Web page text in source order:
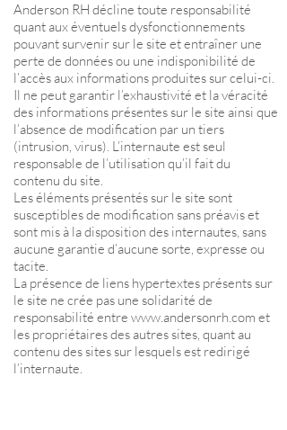
Anderson RH décline toute responsabilité
quant aux éventuels dysfonctionnements
pouvant survenir sur le site et entraîner une
perte de données ou une indisponibilité de
l’accès aux informations produites sur celui-ci.
Il ne peut garantir l’exhaustivité et la véracité
des informations présentes sur le site ainsi que
l’absence de modification par un tiers
(intrusion, virus). L’internaute est seul
responsable de l’utilisation qu’il fait du
contenu du site.
Les éléments présentés sur le site sont
susceptibles de modification sans préavis et
sont mis à la disposition des internautes, sans
aucune garantie d’aucune sorte, expresse ou
tacite.
La présence de liens hypertextes présents sur
le site ne crée pas une solidarité de
responsabilité entre www.andersonrh.com et
les propriétaires des autres sites, quant au
contenu des sites sur lesquels est redirigé
l’internaute.